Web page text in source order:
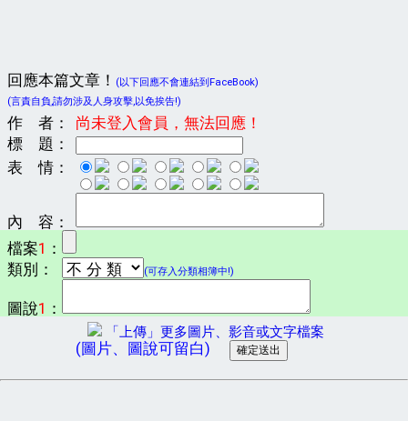
回應本篇文章！
(以下回應不會連結到FaceBook)
(言責自負,請勿涉及人身攻擊,以免挨告!)
作 者：
尚未登入會員，無法回應！
標 題：
表 情：
內 容：
檔案1 ：
類別：
(可存入分類相簿中!)
圖說1 ：
「上傳」更多圖片、影音或文字檔案
(圖片、圖說可留白)